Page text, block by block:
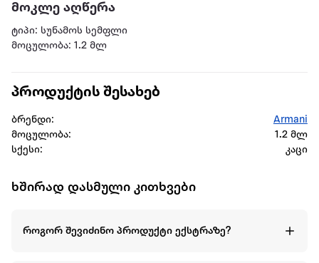
მოკლე აღწერა
ტიპი: სუნამოს სემფლი
მოცულობა: 1.2 მლ
პროდუქტის შესახებ
ბრენდი:
Armani
მოცულობა:
1.2 მლ
სქესი:
კაცი
ხშირად დასმული კითხვები
როგორ შევიძინო პროდუქტი ექსტრაზე?